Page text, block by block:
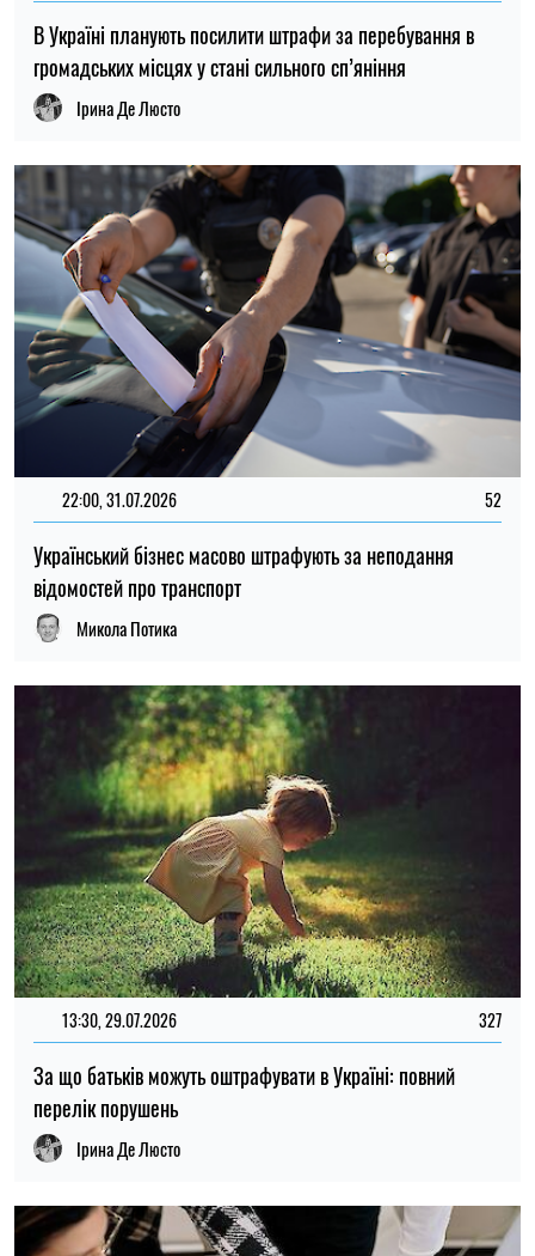
22:00, 31.07.2026
Український бізнес масово штрафують за неподання
відомостей про транспорт
13:30, 29.07.2026
За що батьків можуть оштрафувати в Україні: повний
перелік порушень
12:59, 28.07.2026
Психологічний тиск на роботі: за які дії роботодавців
передбачена відповідальність